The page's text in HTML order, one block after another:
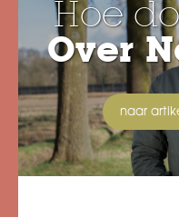
Hoe
Over
naar